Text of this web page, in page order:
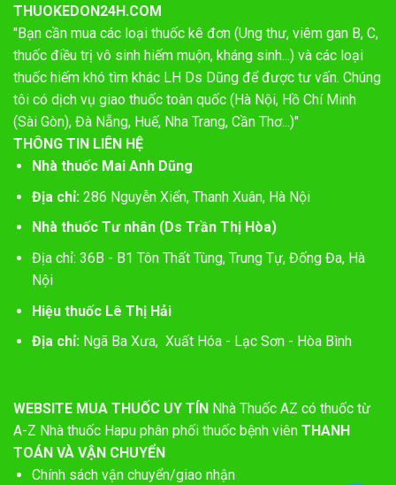
THUOKEDON24H.COM
"Bạn cần mua các loại thuốc kê đơn (Ung thư, viêm gan B, C,
thuốc điều trị vô sinh hiếm muộn, kháng sinh...) và các loại
thuốc hiếm khó tìm khác LH Ds Dũng để được tư vấn. Chúng
tôi có dịch vụ giao thuốc toàn quốc (Hà Nội, Hồ Chí Minh
(Sài Gòn), Đà Nẵng, Huế, Nha Trang, Cần Thơ...)"
THÔNG TIN LIÊN HỆ
Nhà thuốc Mai Anh Dũng
Địa chỉ:286 Nguyễn Xiển, Thanh Xuân, Hà Nội
Nhà thuốc Tư nhân (Ds Trần Thị Hòa)
Địa chỉ: 36B - B1 Tôn Thất Tùng, Trung Tự, Đống Đa, Hà
Nội
Hiệu thuốc Lê Thị Hải
Địa chỉ: Ngã Ba Xưa, Xuất Hóa - Lạc Sơn - Hòa Bình
WEBSITE MUA THUỐC UY TÍN Nhà Thuốc AZ có thuốc từ
A-Z Nhà thuốc Hapu phân phối thuốc bệnh viên THANH
TOÁN VÀ VẬN CHUYỂN
Chính sách vận chuyển/giao nhận